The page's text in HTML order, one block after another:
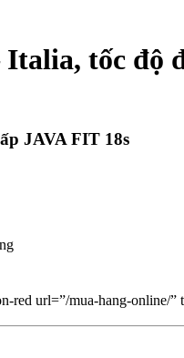
Italia, tốc độ
JAVA FIT 18s
red url=”/mua-hang-online/”